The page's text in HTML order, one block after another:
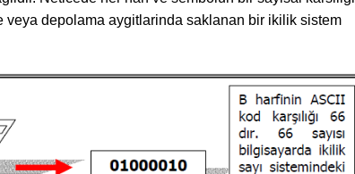
depolama aygitlarinda saklanan bir ikilik sistem